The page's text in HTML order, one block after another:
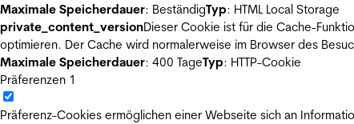
Maximale Speicherdauer: BeständigTyp: HTML Local Storage
private_content_versionDieser Cookie ist für die Cache-
optimieren. Der Cache wird normalerweise im Browser des
Maximale Speicherdauer: 400 TageTyp: HTTP-Cookie
Präferenzen 1
Präferenz-Cookies ermöglichen einer Webseite sich an